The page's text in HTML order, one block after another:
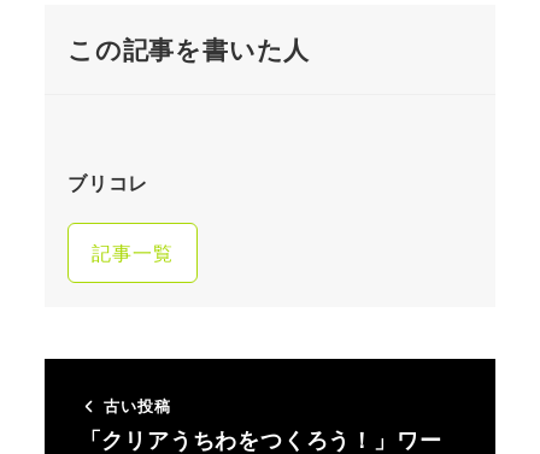
この記事を書いた人
ブリコレ
記事一覧
古い投稿
「クリアうちわをつくろう！」ワー